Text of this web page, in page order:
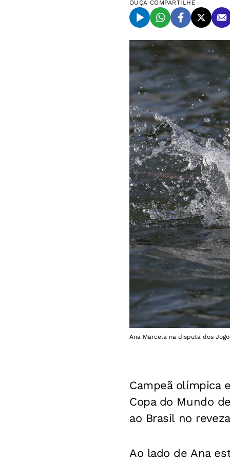
OUÇA COMPARTILHE
Ana Marcela na disputa dos
Campeã olímpica
Copa do Mundo
ao Brasil no
Ao lado de Ana